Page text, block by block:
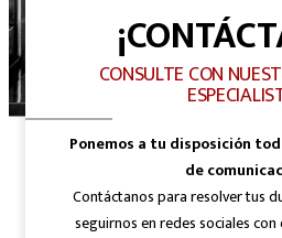
CONSULTE CON
Ponemos a tu disposición
de
Contáctanos para resolver tus
seguirnos en redes sociales